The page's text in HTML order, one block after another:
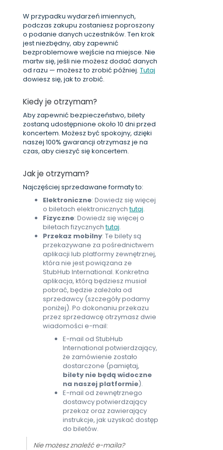
W przypadku wydarzeń imiennych,
podczas zakupu zostaniesz poproszony
o podanie danych uczestników. Ten krok
jest niezbędny, aby zapewnić
bezproblemowe wejście na miejsce. Nie
martw się, jeśli nie możesz dodać danych
od razu — możesz to zrobić później. Tutaj
dowiesz się, jak to zrobić.
Kiedy je otrzymam?
Aby zapewnić bezpieczeństwo, bilety
zostaną udostępnione około 10 dni przed
koncertem. Możesz być spokojny, dzięki
naszej 100% gwarancji otrzymasz je na
czas, aby cieszyć się koncertem.
Jak je otrzymam?
Najczęściej sprzedawane formaty to:
Elektroniczne: Dowiedz się więcej
o biletach elektronicznychtutaj.
Fizyczne: Dowiedz się więcej o
biletach fizycznychtutaj.
Przekaz mobilny: Te bilety są
przekazywane za pośrednictwem
aplikacji lub platformy zewnętrznej,
która nie jest powiązana ze
StubHub International. Konkretna
aplikacja, którą będziesz musiał
pobrać, będzie zależała od
sprzedawcy (szczegóły podamy
poniżej). Po dokonaniu przekazu
przez sprzedawcę otrzymasz dwie
wiadomości e-mail:
E-mail od StubHub
International potwierdzający,
że zamówienie zostało
dostarczone (pamiętaj,
bilety nie będą widoczne
na naszej platformie).
E-mail od zewnętrznego
dostawcy potwierdzający
przekaz oraz zawierający
instrukcje, jak uzyskać dostęp
do biletów.
Nie możesz znaleźć e-maila?